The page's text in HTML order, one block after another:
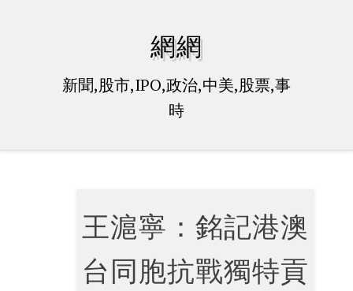
網網
新聞,股市,IPO,政治,中美,股票,事
時
王滬寧：銘記港澳
台同胞抗戰獨特貢